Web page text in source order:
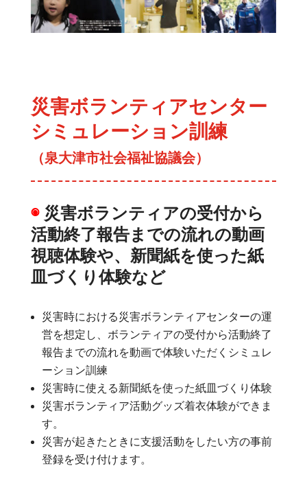
災害ボランティアセンター
シミュレーション訓練
（泉大津市社会福祉協議会）
◉災害ボランティアの受付から
活動終了報告までの流れの動画
視聴体験や、新聞紙を使った紙
皿づくり体験など
災害時における災害ボランティアセンターの運
営を想定し、ボランティアの受付から活動終了
報告までの流れを動画で体験いただくシミュレ
ーション訓練
災害時に使える新聞紙を使った紙皿づくり体験
災害ボランティア活動グッズ着衣体験ができま
す。
災害が起きたときに支援活動をしたい方の事前
登録を受け付けます。